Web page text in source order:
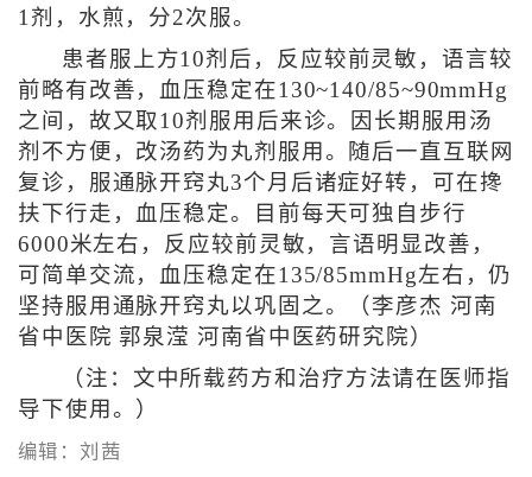
1剂，水煎，分2次服。
患者服上方10剂后，反应较前灵敏，语言较
前略有改善，血压稳定在130~140/85~90mmHg
之间，故又取10剂服用后来诊。因长期服用汤
剂不方便，改汤药为丸剂服用。随后一直互联网
复诊，服通脉开窍丸3个月后诸症好转，可在搀
扶下行走，血压稳定。目前每天可独自步行
6000米左右，反应较前灵敏，言语明显改善，
可简单交流，血压稳定在135/85mmHg左右，仍
坚持服用通脉开窍丸以巩固之。（ 李彦杰 河南
省中医院 郭泉滢 河南省中医药研究院 ）
（注：文中所载药方和治疗方法请在医师指
导下使用。）
编辑：刘茜